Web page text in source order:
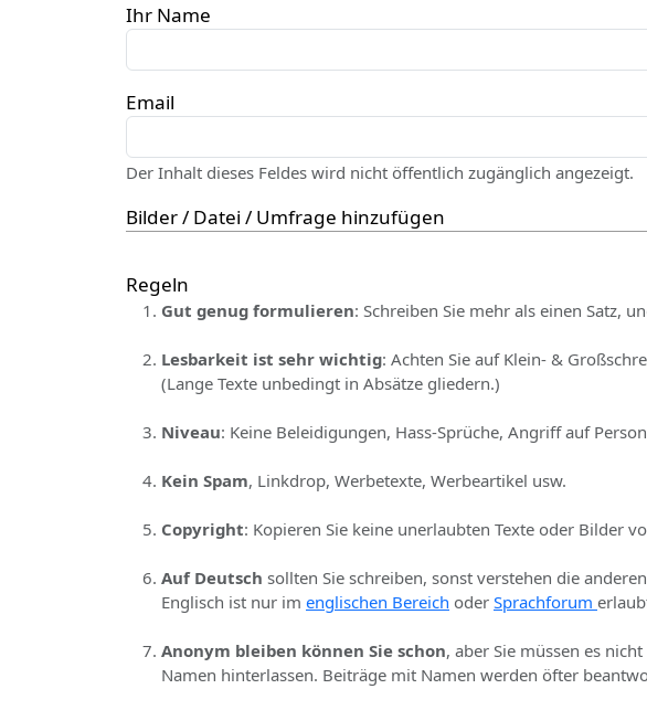
Ihr Name
Email
Der Inhalt dieses Feldes wird nicht öffentlich zugänglich angezeigt.
Bilder / Datei / Umfrage hinzufügen
Regeln
Gut genug formulieren: Schreiben Sie mehr als einen Satz,
Lesbarkeit ist sehr wichtig: Achten Sie auf Klein- &
(Lange Texte unbedingt in Absätze gliedern.)
Niveau: Keine Beleidigungen, Hass-Sprüche, Angriff auf
Kein Spam, Linkdrop, Werbetexte, Werbeartikel usw.
Copyright: Kopieren Sie keine unerlaubten Texte oder Bilder
Auf Deutsch sollten Sie schreiben, sonst verstehen die
Englisch ist nur im englischen Bereich oder Sprachforum
Anonym bleiben können Sie schon, aber Sie müssen es
Namen hinterlassen. Beiträge mit Namen werden öfter